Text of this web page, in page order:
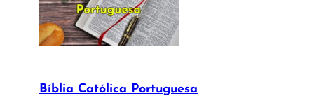
Bíblia Católica Portuguesa